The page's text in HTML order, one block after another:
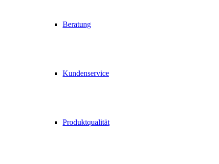
Beratung
Kundenservice
Produktqualität